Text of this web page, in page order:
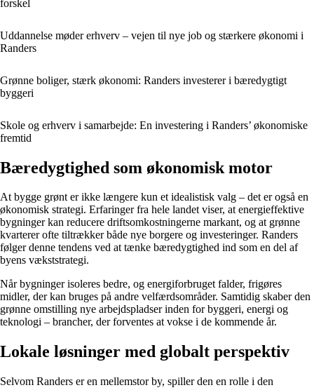
forskel
Uddannelse møder erhverv – vejen til nye job og stærkere økonomi i
Randers
Grønne boliger, stærk økonomi: Randers investerer i bæredygtigt
byggeri
Skole og erhverv i samarbejde: En investering i Randers’ økonomiske
fremtid
Bæredygtighed som økonomisk motor
At bygge grønt er ikke længere kun et idealistisk valg – det er også en
økonomisk strategi. Erfaringer fra hele landet viser, at energieffektive
bygninger kan reducere driftsomkostningerne markant, og at grønne
kvarterer ofte tiltrækker både nye borgere og investeringer. Randers
følger denne tendens ved at tænke bæredygtighed ind som en del af
byens vækststrategi.
Når bygninger isoleres bedre, og energiforbruget falder, frigøres
midler, der kan bruges på andre velfærdsområder. Samtidig skaber den
grønne omstilling nye arbejdspladser inden for byggeri, energi og
teknologi – brancher, der forventes at vokse i de kommende år.
Lokale løsninger med globalt perspektiv
Selvom Randers er en mellemstor by, spiller den en rolle i den